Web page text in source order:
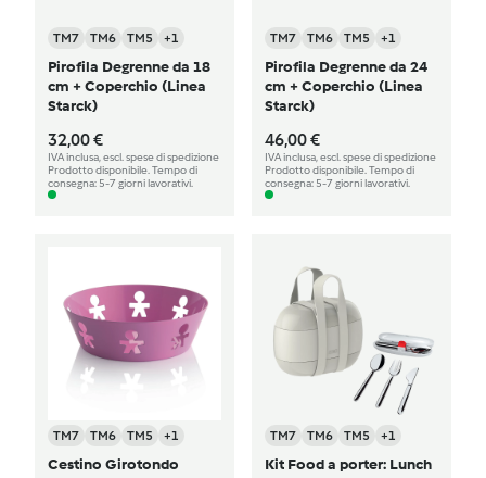
TM7 TM6 TM5 +1
Pirofila Degrenne da 18
cm + Coperchio (Linea
Starck)
32,00 €
IVA inclusa, escl. spese di spedizione
Prodotto disponibile. Tempo di
consegna: 5-7 giorni lavorativi.
TM7 TM6 TM5 +1
Pirofila Degrenne da 24
cm + Coperchio (Linea
Starck)
46,00 €
IVA inclusa, escl. spese di spedizione
Prodotto disponibile. Tempo di
consegna: 5-7 giorni lavorativi.
TM7 TM6 TM5 +1
Cestino Girotondo
TM7 TM6 TM5 +1
Kit Food a porter: Lunch